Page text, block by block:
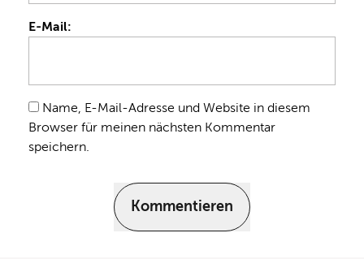
E-Mail:
Name, E-Mail-Adresse und Website in diesem
Browser für meinen nächsten Kommentar
speichern.
Kommentieren